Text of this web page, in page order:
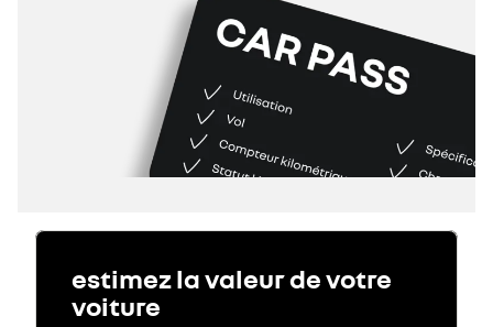
estimez la valeur de votre
voiture